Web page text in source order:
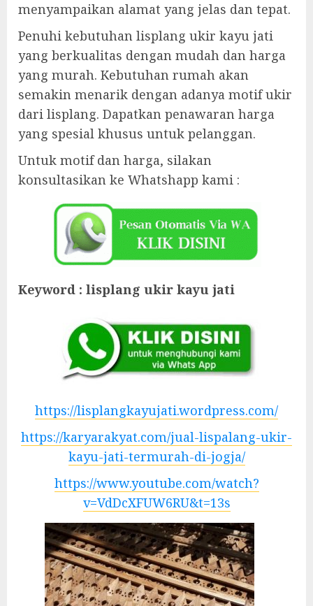
menyampaikan alamat yang jelas dan tepat.
Penuhi kebutuhan lisplang ukir kayu jati
yang berkualitas dengan mudah dan harga
yang murah. Kebutuhan rumah akan
semakin menarik dengan adanya motif ukir
dari lisplang. Dapatkan penawaran harga
yang spesial khusus untuk pelanggan.
Untuk motif dan harga, silakan
konsultasikan ke Whatshapp kami :
Keyword : lisplang ukir kayu jati
https://lisplangkayujati.wordpress.com/
https://karyarakyat.com/jual-lispalang-ukir-
kayu-jati-termurah-di-jogja/
https://www.youtube.com/watch?
v=VdDcXFUW6RU&t=13s